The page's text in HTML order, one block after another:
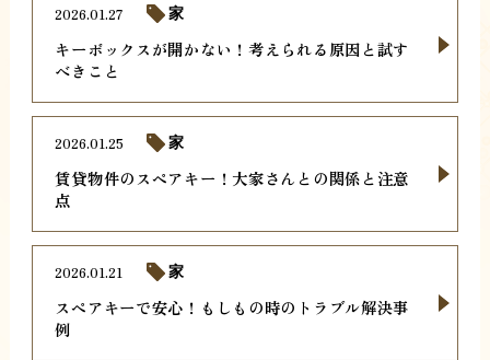
キーボックスが開かない！考えられる原因と試す
べきこと
2026.01.27 家
賃貸物件のスペアキー！大家さんとの関係と注意
点
2026.01.25 家
スペアキーで安心！もしもの時のトラブル解決事
例
2026.01.21 家